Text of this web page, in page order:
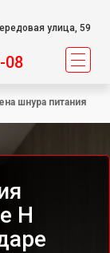
улица, 59
08
шнура питания
H